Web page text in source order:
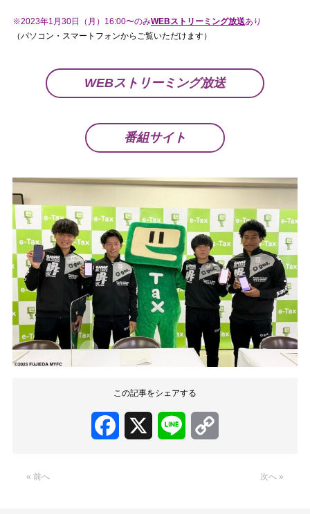
※2023年1月30日（月）16:00〜のみWEBストリーミング放送あり
（パソコン・スマートフォンからご覧いただけます）
WEBストリーミング放送
番組サイト
この記事をシェアする
Facebook Line
« 前へ 次へ »